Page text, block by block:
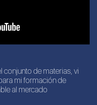
conjunto de materias, vi
mi formación de
al mercado